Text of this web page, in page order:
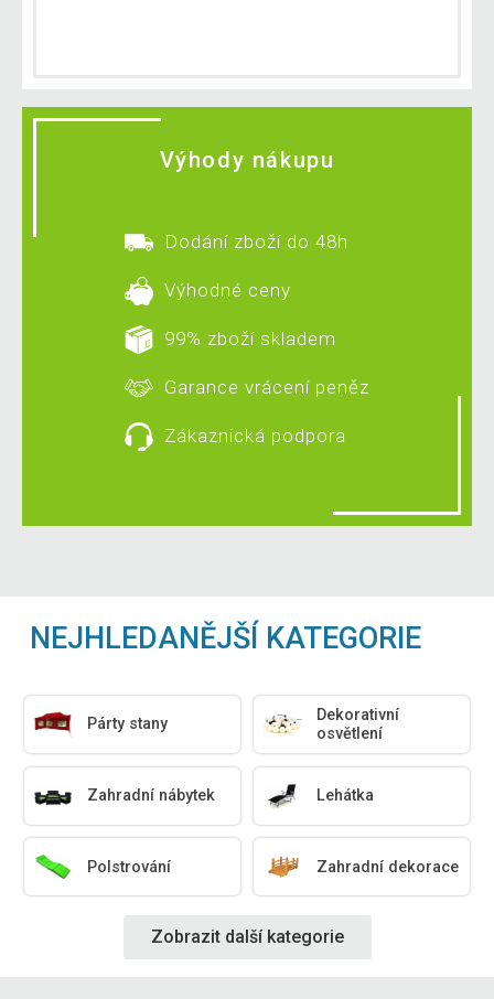
Výhody nákupu
Dodání zboží do 48h
Výhodné ceny
99% zboží skladem
Garance vrácení peněz
Zákaznická podpora
NEJHLEDANĚJŠÍ KATEGORIE
Párty stany
Dekorativní
osvětlení
Zahradní nábytek Lehátka
Polstrování Zahradní dekorace
Zobrazit další kategorie